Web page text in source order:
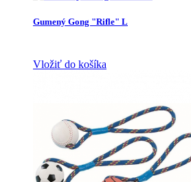
Gumený Gong "Rifle" L
Vložiť do košíka